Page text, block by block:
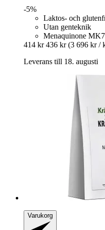
-5%
Laktos- och
Utan genteknik
Menaquinone
414 kr 436 kr (3 696 kr /
Leverans till 18. augusti
Varukorg